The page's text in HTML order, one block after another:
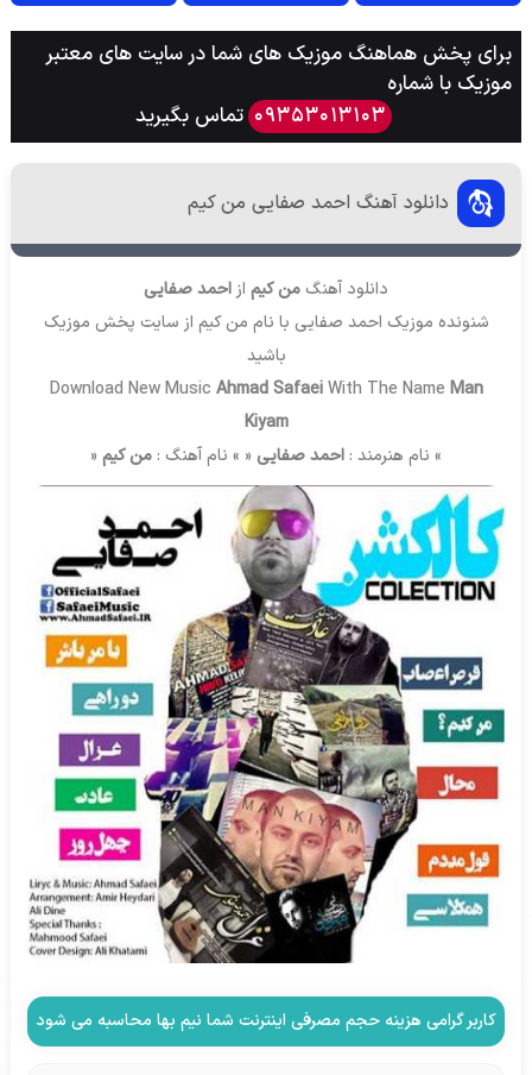
برای پخش هماهنگ موزیک های شما در سایت های معتبر
موزیک با شماره
09353013103 تماس بگیرید
دانلود آهنگ احمد صفایی من کیم
دانلود آهنگ من کیم ازاحمد صفایی
شنونده موزیک احمد صفایی با نام من کیم از سایت پخش موزیک
باشید
Download New Music Ahmad SafaeiWith The Name Man
Kiyam
» نام هنرمند : احمد صفایی « » نام آهنگ : من کیم «
کاربر گرامی هزینه حجم مصرفی اینترنت شما نیم بها محاسبه می شود